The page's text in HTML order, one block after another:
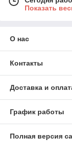
Показать
О нас
Контакты
Доставка и
График работы
Полная версия